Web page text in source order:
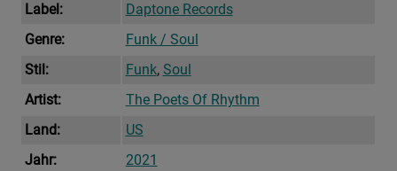
Label:
Daptone Records
Genre:
Funk / Soul
Stil:
Funk, Soul
Artist:
The Poets Of Rhythm
Land:
US
Jahr:
2021